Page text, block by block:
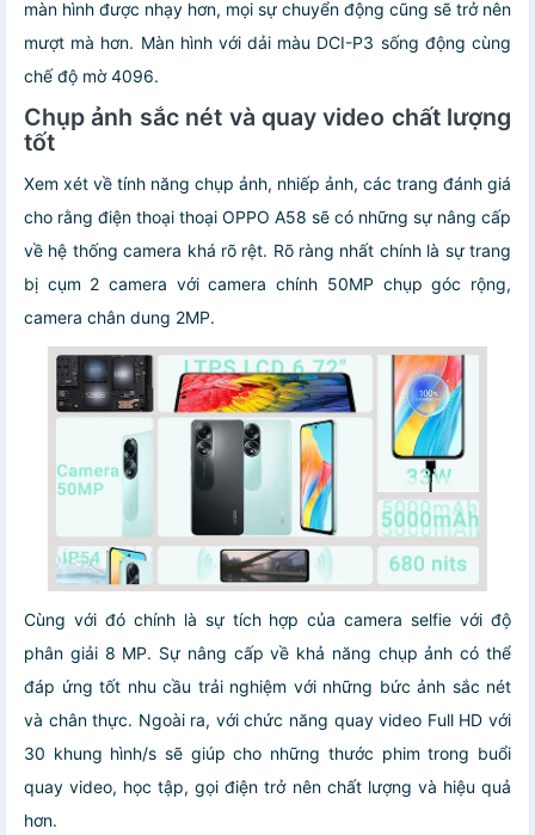
màn hình được nhạy hơn, mọi sự chuyển động cũng sẽ trở nên
mượt mà hơn. Màn hình với dải màu DCI-P3 sống động cùng
chế độ mờ 4096.
Chụp ảnh sắc nét và quay video chất lượng
tốt
Xem xét về tính năng chụp ảnh, nhiếp ảnh, các trang đánh giá
cho rằng điện thoại thoại OPPO A58 sẽ có những sự nâng cấp
về hệ thống camera khá rõ rệt. Rõ ràng nhất chính là sự trang
bị cụm 2 camera với camera chính 50MP chụp góc rộng,
camera chân dung 2MP.
Cùng với đó chính là sự tích hợp của camera selfie với độ
phân giải 8 MP. Sự nâng cấp về khả năng chụp ảnh có thể
đáp ứng tốt nhu cầu trải nghiệm với những bức ảnh sắc nét
và chân thực. Ngoài ra, với chức năng quay video Full HD với
30 khung hình/s sẽ giúp cho những thước phim trong buổi
quay video, học tập, gọi điện trở nên chất lượng và hiệu quả
hơn.